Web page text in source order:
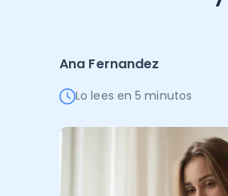
Ver todo
Ver TodoAna Fernandez
Lo lees en 5 minutos